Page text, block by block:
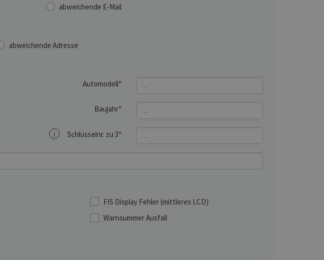
abweichende E-Mail
abweichende Adresse
Automodell*
Baujahr*
i Schlüsselnr. zu 3*
FIS Display Fehler (mittleres LCD)
Warnsummer Ausfall